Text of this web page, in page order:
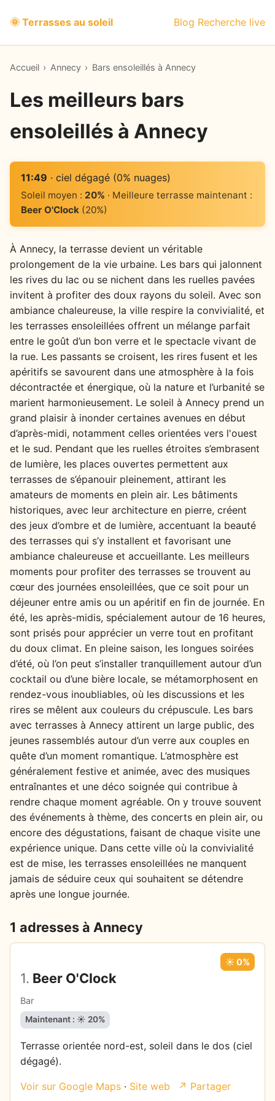
🌞 Terrasses au soleil Blog Recherche live
Accueil › Annecy › Bars ensoleillés à Annecy
Les meilleurs bars
ensoleillés à Annecy
11:49 · ciel dégagé (0% nuages)
Soleil moyen : 20% · Meilleure terrasse maintenant :
Beer O'Clock(20%)
À Annecy, la terrasse devient un véritable
prolongement de la vie urbaine. Les bars qui jalonnent
les rives du lac ou se nichent dans les ruelles pavées
invitent à profiter des doux rayons du soleil. Avec son
ambiance chaleureuse, la ville respire la convivialité, et
les terrasses ensoleillées offrent un mélange parfait
entre le goût d’un bon verre et le spectacle vivant de
la rue. Les passants se croisent, les rires fusent et les
apéritifs se savourent dans une atmosphère à la fois
décontractée et énergique, où la nature et l’urbanité se
marient harmonieusement. Le soleil à Annecy prend un
grand plaisir à inonder certaines avenues en début
d’après-midi, notamment celles orientées vers l'ouest
et le sud. Pendant que les ruelles étroites s’embrasent
de lumière, les places ouvertes permettent aux
terrasses de s’épanouir pleinement, attirant les
amateurs de moments en plein air. Les bâtiments
historiques, avec leur architecture en pierre, créent
des jeux d’ombre et de lumière, accentuant la beauté
des terrasses qui s’y installent et favorisant une
ambiance chaleureuse et accueillante. Les meilleurs
moments pour profiter des terrasses se trouvent au
cœur des journées ensoleillées, que ce soit pour un
déjeuner entre amis ou un apéritif en fin de journée. En
été, les après-midis, spécialement autour de 16 heures,
sont prisés pour apprécier un verre tout en profitant
du doux climat. En pleine saison, les longues soirées
d’été, où l’on peut s’installer tranquillement autour d’un
cocktail ou d’une bière locale, se métamorphosent en
rendez-vous inoubliables, où les discussions et les
rires se mêlent aux couleurs du crépuscule. Les bars
avec terrasses à Annecy attirent un large public, des
jeunes rassemblés autour d’un verre aux couples en
quête d’un moment romantique. L’atmosphère est
généralement festive et animée, avec des musiques
entraînantes et une déco soignée qui contribue à
rendre chaque moment agréable. On y trouve souvent
des événements à thème, des concerts en plein air, ou
encore des dégustations, faisant de chaque visite une
expérience unique. Dans cette ville où la convivialité
est de mise, les terrasses ensoleillées ne manquent
jamais de séduire ceux qui souhaitent se détendre
après une longue journée.
1 adresses à Annecy
1. Beer O'Clock
Bar
☀️ 0%
Maintenant : ☀️ 20%
Terrasse orientée nord-est, soleil dans le dos (ciel
dégagé).
Voir sur Google Maps · Site web ↗ Partager